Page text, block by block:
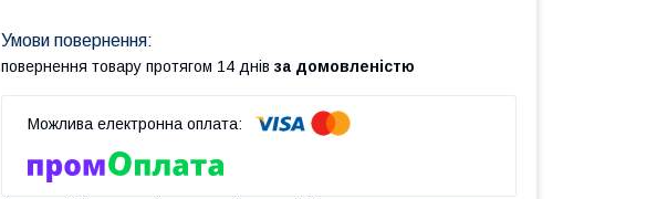
повернення товару протягом 14 днів за домовленістю